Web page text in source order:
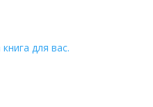
для вас.